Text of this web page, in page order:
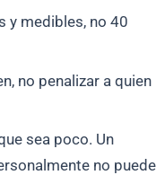
y medibles, no 40
no penalizar a quien
sea poco. Un
no puede